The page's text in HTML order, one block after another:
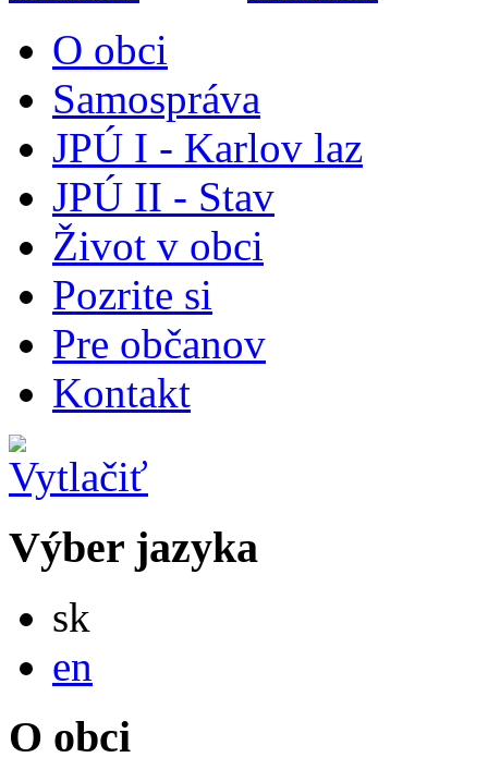
O obci
Samospráva
JPÚ I - Karlov laz
JPÚ II - Stav
Život v obci
Pozrite si
Pre občanov
Kontakt
Výber jazyka
sk
en
O obci